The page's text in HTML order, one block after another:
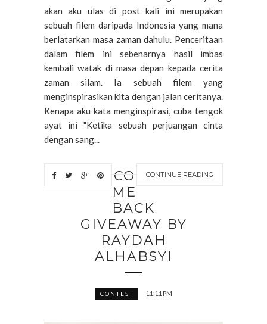
akan aku ulas di post kali ini merupakan
sebuah filem daripada Indonesia yang mana
berlatarkan masa zaman dahulu. Penceritaan
dalam filem ini sebenarnya hasil imbas
kembali watak di masa depan kepada cerita
zaman silam. Ia sebuah filem yang
menginspirasikan kita dengan jalan ceritanya.
Kenapa aku kata menginspirasi, cuba tengok
ayat ini "Ketika sebuah perjuangan cinta
dengan sang...
CONTINUE READING
CO
ME
BACK
GIVEAWAY BY
RAYDAH
ALHABSYI
CONTEST 11:11 PM